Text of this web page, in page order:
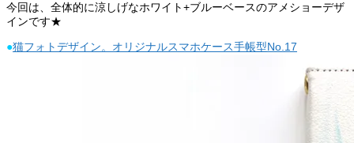
今回は、全体的に涼しげなホワイト+ブルーベースのアメショーデザ
インです★
●猫フォトデザイン。オリジナルスマホケース手帳型No.17